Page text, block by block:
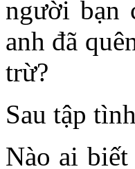
người bạn
anh đã
trừ?
Sau tập
Nào ai